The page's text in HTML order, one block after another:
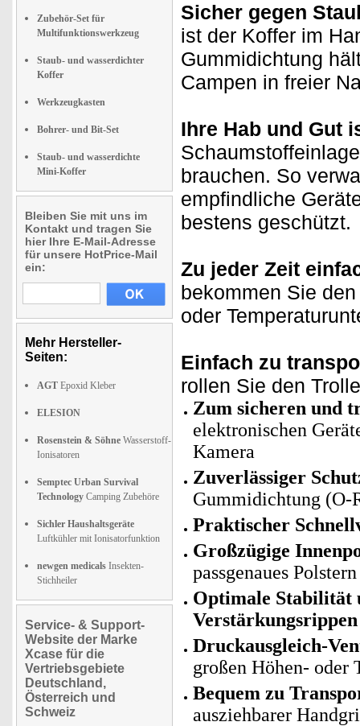
Zubehör-Set für
Multifunktionswerkzeug
Staub- und wasserdichter
Koffer
Werkzeugkasten
Bohrer- und Bit-Set
Staub- und wasserdichte
Mini-Koffer
Bleiben Sie mit uns im
Kontakt und tragen Sie
hier Ihre E-Mail-Adresse
für unsere HotPrice-Mail
ein:
Mehr Hersteller-
Seiten:
AGT Epoxid Kleber
ELESION
Rosenstein & Söhne Wasserstoff-
Ionisatoren
Semptec Urban Survival
Technology Camping Zubehöre
Sichler Haushaltsgeräte
Luftkühler mit Ionisatorfunktion
newgen medicals Insekten-
Stichheiler
Service- & Support-
Website der Marke
Xcase für die
Vertriebsgebiete
Deutschland,
Österreich und
Schweiz
Sicher gegen
ist der Koffer im
Gummidichtung
Campen in freier
Ihre Hab und Gut
brauchen. So
empfindliche
bestens geschützt.
Zu jeder Zeit
bekommen Sie
oder
Einfach zu
rollen Sie den
Zum sicheren und
elektronischen
Kamera
Zuverlässiger
Gummidichtung (O-
Praktischer
Großzügige
passgenaues
Optimale Stabilität
Verstärkungsrippen
Druckausgleich-
großen Höhen- oder
Bequem zu
ausziehbarer